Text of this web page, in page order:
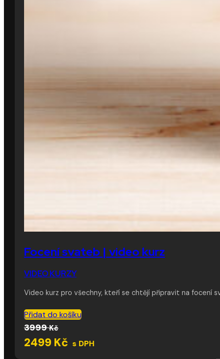
Focení svateb | video kurz
VIDEO KURZY
Video kurz pro všechny, kteří se chtějí připravit na focení
Přidat do košíku
3999Kč
Původní
cena
byla:
2499 Kč
Aktuální
cena
je:
s DPH